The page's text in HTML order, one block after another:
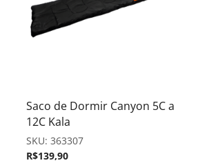
Saco de Dormir Canyon 5C a
12C Kala
SKU: 363307
R$139,90